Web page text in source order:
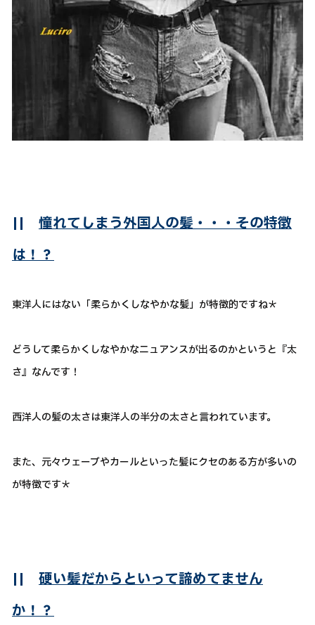
|| 憧れてしまう外国人の髪・・・その特徴
は！？
東洋人にはない「柔らかくしなやかな髪」が特徴的ですね＊
どうして柔らかくしなやかなニュアンスが出るのかというと『太
さ』なんです！
西洋人の髪の太さは東洋人の半分の太さと言われています。
また、元々ウェーブやカールといった髪にクセのある方が多いの
が特徴です＊
|| 硬い髪だからといって諦めてません
か！？